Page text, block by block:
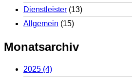
Dienstleister (13)
Allgemein (15)
Monatsarchiv
2025 (4)